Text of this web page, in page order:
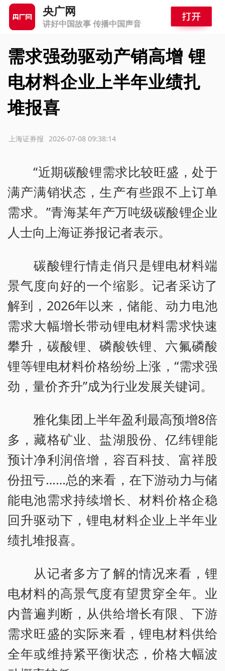
央广网
讲好中国故事 传播中国声音
需求强劲驱动产销高增 锂
电材料企业上半年业绩扎
堆报喜
2026-07-08 09:38:14
上海证券报
“近期碳酸锂需求比较旺盛，处于
满产满销状态，生产有些跟不上订单
需求。”青海某年产万吨级碳酸锂企业
人士向上海证券报记者表示。
碳酸锂行情走俏只是锂电材料端
景气度向好的一个缩影。记者采访了
解到，2026年以来，储能、动力电池
需求大幅增长带动锂电材料需求快速
攀升，碳酸锂、磷酸铁锂、六氟磷酸
锂等锂电材料价格纷纷上涨，“需求强
劲，量价齐升”成为行业发展关键词。
雅化集团上半年盈利最高预增8倍
多，藏格矿业、盐湖股份、亿纬锂能
预计净利润倍增，容百科技、富祥股
份扭亏……总的来看，在下游动力与储
能电池需求持续增长、材料价格企稳
回升驱动下，锂电材料企业上半年业
绩扎堆报喜。
从记者多方了解的情况来看，锂
电材料的高景气度有望贯穿全年。业
内普遍判断，从供给增长有限、下游
需求旺盛的实际来看，锂电材料供给
全年或维持紧平衡状态，价格大幅波